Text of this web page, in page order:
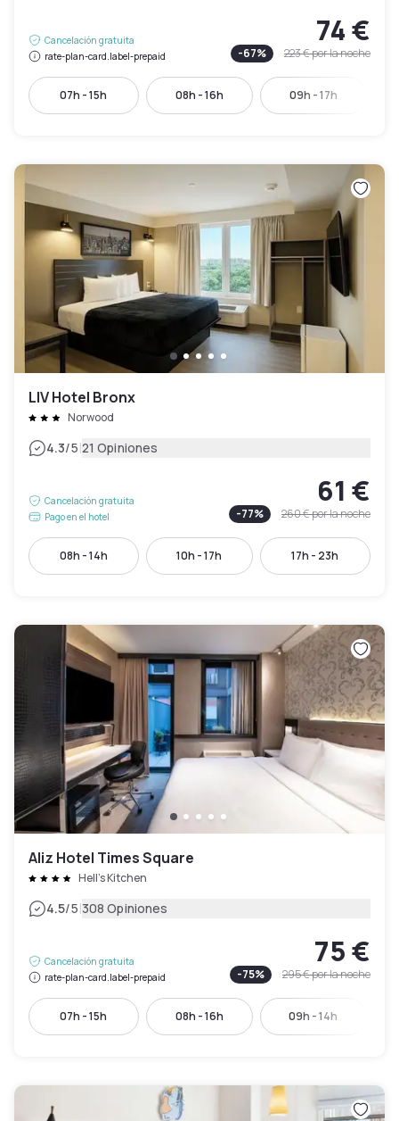
Cancelación gratuita
rate-plan-card.label-prepaid
74 €
-67% 223 €por la noche
07h - 15h 08h - 16h 09h - 17h
LIV Hotel Bronx
Norwood
4.3/5|21 Opiniones
Cancelación gratuita
Pago en el hotel
61 €
-77% 260 €por la noche
08h - 14h 10h - 17h 17h - 23h
Aliz Hotel Times Square
Hell's Kitchen
4.5/5|308 Opiniones
Cancelación gratuita
rate-plan-card.label-prepaid
75 €
-75% 295 €por la noche
07h - 15h 08h - 16h 09h - 14h